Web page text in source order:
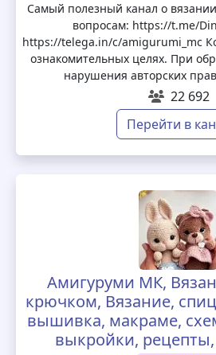
Самый полезный канал о
вопросам: https://t.me/
https://telega.in/c/amigurumi_mc
ознакомительных целях. При
нарушения авторских
22 692
Перейти в
Амигуруми МК,
крючком, Вязание,
вышивка, макраме,
выкройки,